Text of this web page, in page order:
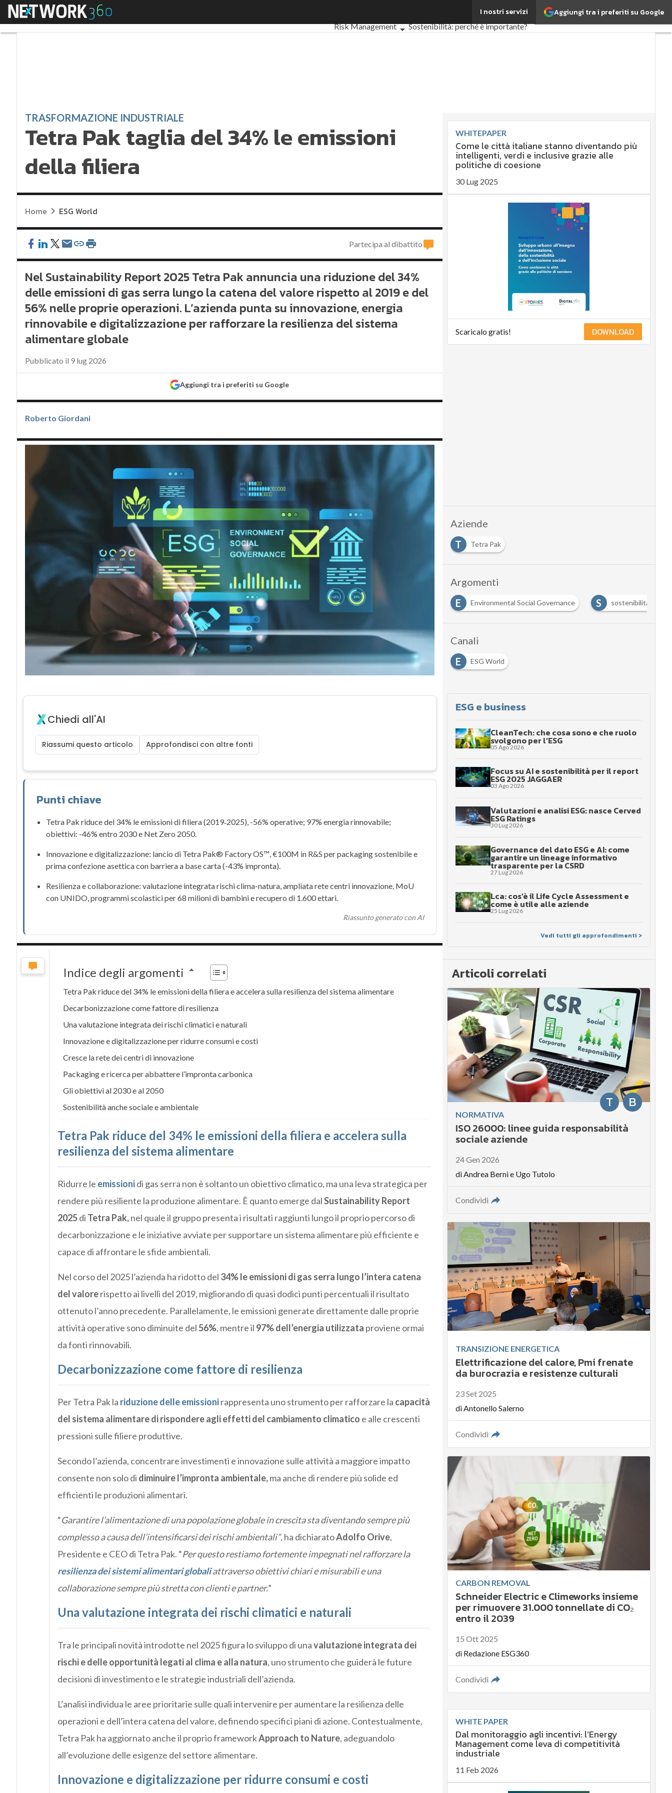
Aggiungi tra i preferiti su Google
I nostri servizi
Menu
EnergyUP
Risk Management
Sostenibilità: perché è importante?
TRASFORMAZIONE INDUSTRIALE
Tetra Pak taglia del 34% le emissioni
della filiera
Home ESG World
Partecipa al dibattito
Nel Sustainability Report 2025 Tetra Pak annuncia una riduzione del 34%
delle emissioni di gas serra lungo la catena del valore rispetto al 2019 e del
56% nelle proprie operazioni. L’azienda punta su innovazione, energia
rinnovabile e digitalizzazione per rafforzare la resilienza del sistema
alimentare globale
Pubblicato il 9 lug 2026
Aggiungi tra i preferiti su Google
Roberto Giordani
Chiedi all'AI
Riassumi questo articolo Approfondisci con altre fonti
Punti chiave
Tetra Pak riduce del 34% le emissioni di filiera (2019‑2025), -56% operative; 97% energia rinnovabile;
obiettivi: -46% entro 2030e Net Zero 2050.
Innovazione e digitalizzazione: lancio di Tetra Pak® Factory OS™ , €100M in R&S per packaging sostenibile e
prima confezione asettica con barriera a base carta (-43% impronta).
Resilienza e collaborazione: valutazione integrata rischi clima-natura, ampliata rete centri innovazione, MoU
con UNIDO , programmi scolastici per 68 milioni di bambini e recupero di 1.600 ettari.
Riassunto generato con AI
Indice degli argomenti
Tetra Pak riduce del 34% le emissioni della filiera e accelera sulla resilienza del sistema alimentare
Decarbonizzazione come fattore di resilienza
Una valutazione integrata dei rischi climatici e naturali
Innovazione e digitalizzazione per ridurre consumi e costi
Cresce la rete dei centri di innovazione
Packaging e ricerca per abbattere l’impronta carbonica
Gli obiettivi al 2030 e al 2050
Sostenibilità anche sociale e ambientale
Tetra Pak riduce del 34% le emissioni della filiera e accelera sulla
resilienza del sistema alimentare
Ridurre le emissionidi gas serra non è soltanto un obiettivo climatico, ma una leva strategica per
rendere più resiliente la produzione alimentare. È quanto emerge dalSustainability Report
2025di Tetra Pak,nel quale il gruppo presenta i risultati raggiunti lungo il proprio percorso di
decarbonizzazione e le iniziative avviate per supportare un sistema alimentare più efficiente e
capace di affrontare le sfide ambientali.
Nel corso del 2025 l’azienda ha ridotto del 34% le emissioni di gas serra lungo l’intera catena
del valorerispetto ai livelli del 2019, migliorando di quasi dodici punti percentuali il risultato
ottenuto l’anno precedente. Parallelamente, le emissioni generate direttamente dalle proprie
attività operative sono diminuite del56%, mentre il 97% dell’energia utilizzata proviene ormai
da fonti rinnovabili.
Decarbonizzazione come fattore di resilienza
Per Tetra Pak la riduzione delle emissionirappresenta uno strumento per rafforzare la capacità
del sistema alimentare di rispondere agli effetti del cambiamento climatico e alle crescenti
pressioni sulle filiere produttive.
Secondo l’azienda, concentrare investimenti e innovazione sulle attività a maggiore impatto
consente non solo di diminuire l’impronta ambientale,ma anche di rendere più solide ed
efficienti le produzioni alimentari.
“Garantire l’alimentazione di una popolazione globale in crescita sta diventando sempre più
complesso a causa dell’intensificarsi dei rischi ambientali”, ha dichiaratoAdolfo Orive,
Presidente e CEO di Tetra Pak. “Per questo restiamo fortemente impegnati nel rafforzare la
resilienza dei sistemi alimentari globaliattraverso obiettivi chiari e misurabili e una
collaborazione sempre più stretta con clienti e partner.”
Una valutazione integrata dei rischi climatici e naturali
Tra le principali novità introdotte nel 2025 figura lo sviluppo di unavalutazione integrata dei
rischi e delle opportunità legati al clima e alla natura, uno strumento che guiderà le future
decisioni di investimento e le strategie industriali dell’azienda.
L’analisi individua le aree prioritarie sulle quali intervenire per aumentare la resilienza delle
operazioni e dell’intera catena del valore, definendo specifici piani di azione. Contestualmente,
Tetra Pak ha aggiornato anche il proprio frameworkApproach to Nature, adeguandolo
all’evoluzione delle esigenze del settore alimentare.
Innovazione e digitalizzazione per ridurre consumi e costi
WHITEPAPER
Come le città italiane stanno diventando più
intelligenti, verdi e inclusive grazie alle
politiche di coesione
30 Lug 2025
Scaricalo gratis! DOWNLOAD
Aziende
T
Tetra Pak
Argomenti
D
decarbonizzazione E Environmental Social Governance S sostenibilità
Canali
E
ESG World
ESG e business
CleanTech: che cosa sono e che ruolo
svolgono per l’ESG
05 Ago 2026
Focus su AI e sostenibilità per il report
ESG 2025 JAGGAER
03 Ago 2026
Valutazioni e analisi ESG: nasce Cerved
ESG Ratings
30 Lug 2026
Governance del dato ESG e AI: come
garantire un lineage informativo
trasparente per la CSRD
27 Lug 2026
Lca: cos’è il Life Cycle Assessment e
come è utile alle aziende
25 Lug 2026
Vedi tutti gli approfondimenti >
Articoli correlati
B
T
NORMATIVA
ISO 26000: linee guida responsabilità
sociale aziende
24 Gen 2026
diAndrea Bernie Ugo Tutolo
Condividi
TRANSIZIONE ENERGETICA
Elettrificazione del calore, Pmi frenate
da burocrazia e resistenze culturali
23 Set 2025
diAntonello Salerno
Condividi
CARBON REMOVAL
Schneider Electric e Climeworks insieme
per rimuovere 31.000 tonnellate di CO₂
entro il 2039
15 Ott 2025
di Redazione ESG360
Condividi
WHITE PAPER
Dal monitoraggio agli incentivi: l’Energy
Management come leva di competitività
industriale
11 Feb 2026